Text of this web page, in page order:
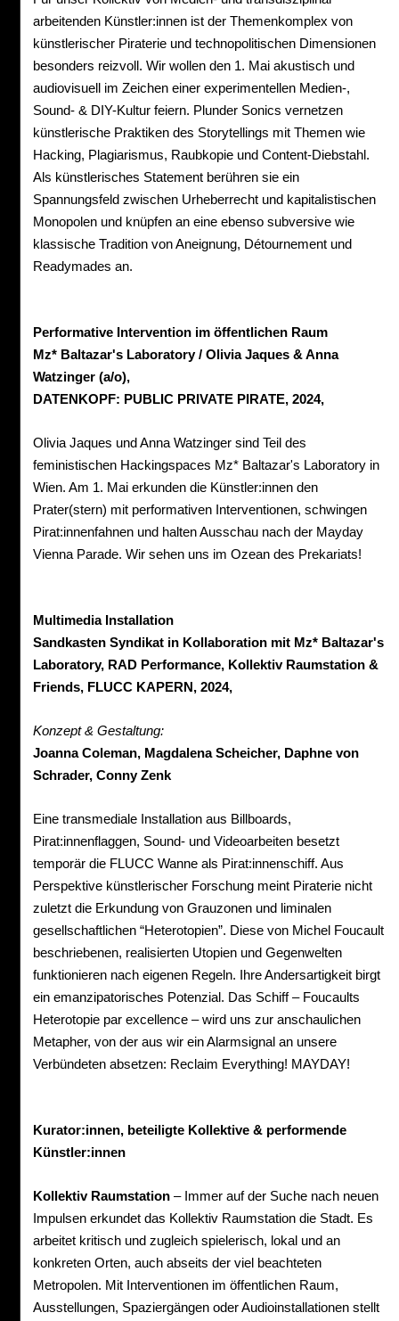
arbeitenden Künstler:innen ist der Themenkomplex von
künstlerischer Piraterie und technopolitischen Dimensionen
besonders reizvoll. Wir wollen den 1. Mai akustisch und
audiovisuell im Zeichen einer experimentellen Medien-,
Sound- & DIY-Kultur feiern. Plunder Sonics vernetzen
künstlerische Praktiken des Storytellings mit Themen wie
Hacking, Plagiarismus, Raubkopie und Content-Diebstahl.
Als künstlerisches Statement berühren sie ein
Spannungsfeld zwischen Urheberrecht und kapitalistischen
Monopolen und knüpfen an eine ebenso subversive wie
klassische Tradition von Aneignung, Détournement und
Readymades an.
Performative Intervention im öffentlichen Raum
Mz* Baltazar's Laboratory / Olivia Jaques & Anna
Watzinger (a/o),
DATENKOPF: PUBLIC PRIVATE PIRATE, 2024,
Olivia Jaques und Anna Watzinger sind Teil des
feministischen Hackingspaces Mz* Baltazar's Laboratory in
Wien. Am 1. Mai erkunden die Künstler:innen den
Prater(stern) mit performativen Interventionen, schwingen
Pirat:innenfahnen und halten Ausschau nach der Mayday
Vienna Parade. Wir sehen uns im Ozean des Prekariats!
Multimedia Installation
Sandkasten Syndikat in Kollaboration mit Mz* Baltazar's
Laboratory, RAD Performance, Kollektiv Raumstation &
Friends, FLUCC KAPERN, 2024,
Konzept & Gestaltung:
Joanna Coleman, Magdalena Scheicher, Daphne von
Schrader, Conny Zenk
Eine transmediale Installation aus Billboards,
Pirat:innenflaggen, Sound- und Videoarbeiten besetzt
temporär die FLUCC Wanne als Pirat:innenschiff. Aus
Perspektive künstlerischer Forschung meint Piraterie nicht
zuletzt die Erkundung von Grauzonen und liminalen
gesellschaftlichen “Heterotopien”. Diese von Michel Foucault
beschriebenen, realisierten Utopien und Gegenwelten
funktionieren nach eigenen Regeln. Ihre Andersartigkeit birgt
ein emanzipatorisches Potenzial. Das Schiff – Foucaults
Heterotopie par excellence – wird uns zur anschaulichen
Metapher, von der aus wir ein Alarmsignal an unsere
Verbündeten absetzen: Reclaim Everything! MAYDAY!
Kurator:innen, beteiligte Kollektive & performende
Künstler:innen
Kollektiv Raumstation – Immer auf der Suche nach neuen
Impulsen erkundet das Kollektiv Raumstation die Stadt. Es
arbeitet kritisch und zugleich spielerisch, lokal und an
konkreten Orten, auch abseits der viel beachteten
Metropolen. Mit Interventionen im öffentlichen Raum,
Ausstellungen, Spaziergängen oder Audioinstallationen stellt